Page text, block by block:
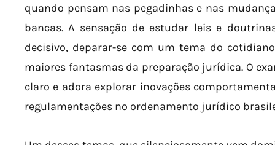
quando pensam nas pegadinhas e nas
bancas. A sensação de estudar leis e
decisivo, deparar-se com um tema do
maiores fantasmas da preparação jurídica. O
claro e adora explorar inovações
regulamentações no ordenamento jurídico